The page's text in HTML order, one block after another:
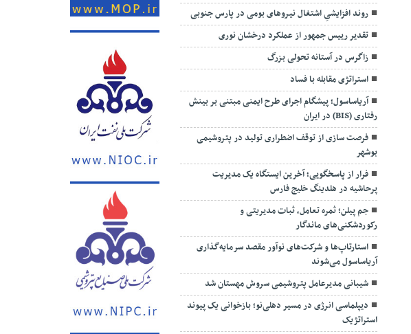
روند افزایشیِ اشتغال نیروهای بومی در پارس جنوبی
تقدیر رییس جمهور از عملکرد درخشان نوری
زاگرس در آستانه تحولی بزرگ
استراتژی مقابله با فساد
آریاساسول؛ پیشگام اجرای طرح ایمنی مبتنی بر بینش
رفتاری (BIS) در ایران
فرصت سازی از توقف اضطراری تولید در پتروشیمی
بوشهر
فرار از پاسخگویی؛ آخرین ایستگاه یک مدیریت
پرحاشیه در هلدینگ خلیج فارس
جم پیلن؛ ثمره تعامل، ثبات مدیریتی و
رکوردشکنی‌های ماندگار
استارتاپ‌ها و شرکت‌های نوآور مقصد سرما‌یه‌گذاری
آریاساسول می‌شوند
شیبانی مدیرعامل پتروشیمی سروش مهستان شد
دیپلماسی انرژی در مسیر دهلی‌نو؛ بازخوانی یک پیوند
استراتژیک